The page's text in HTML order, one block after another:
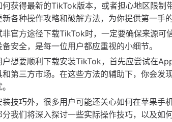
获得最新的TikTok版本，或者担心地区限
各种操作攻略和破解方法，为你提供第一手的
官方途径下载TikTok时，一定要确保来源
安全，是每一位用户都应重视的小细节。
想要顺利下载安装TikTok，首先应尝试在
第三方市场。在这些方法的辅助下，你会
装技巧外，很多用户可能还关心如何在苹果
我们将深入探讨一些实际操作技巧，以及如